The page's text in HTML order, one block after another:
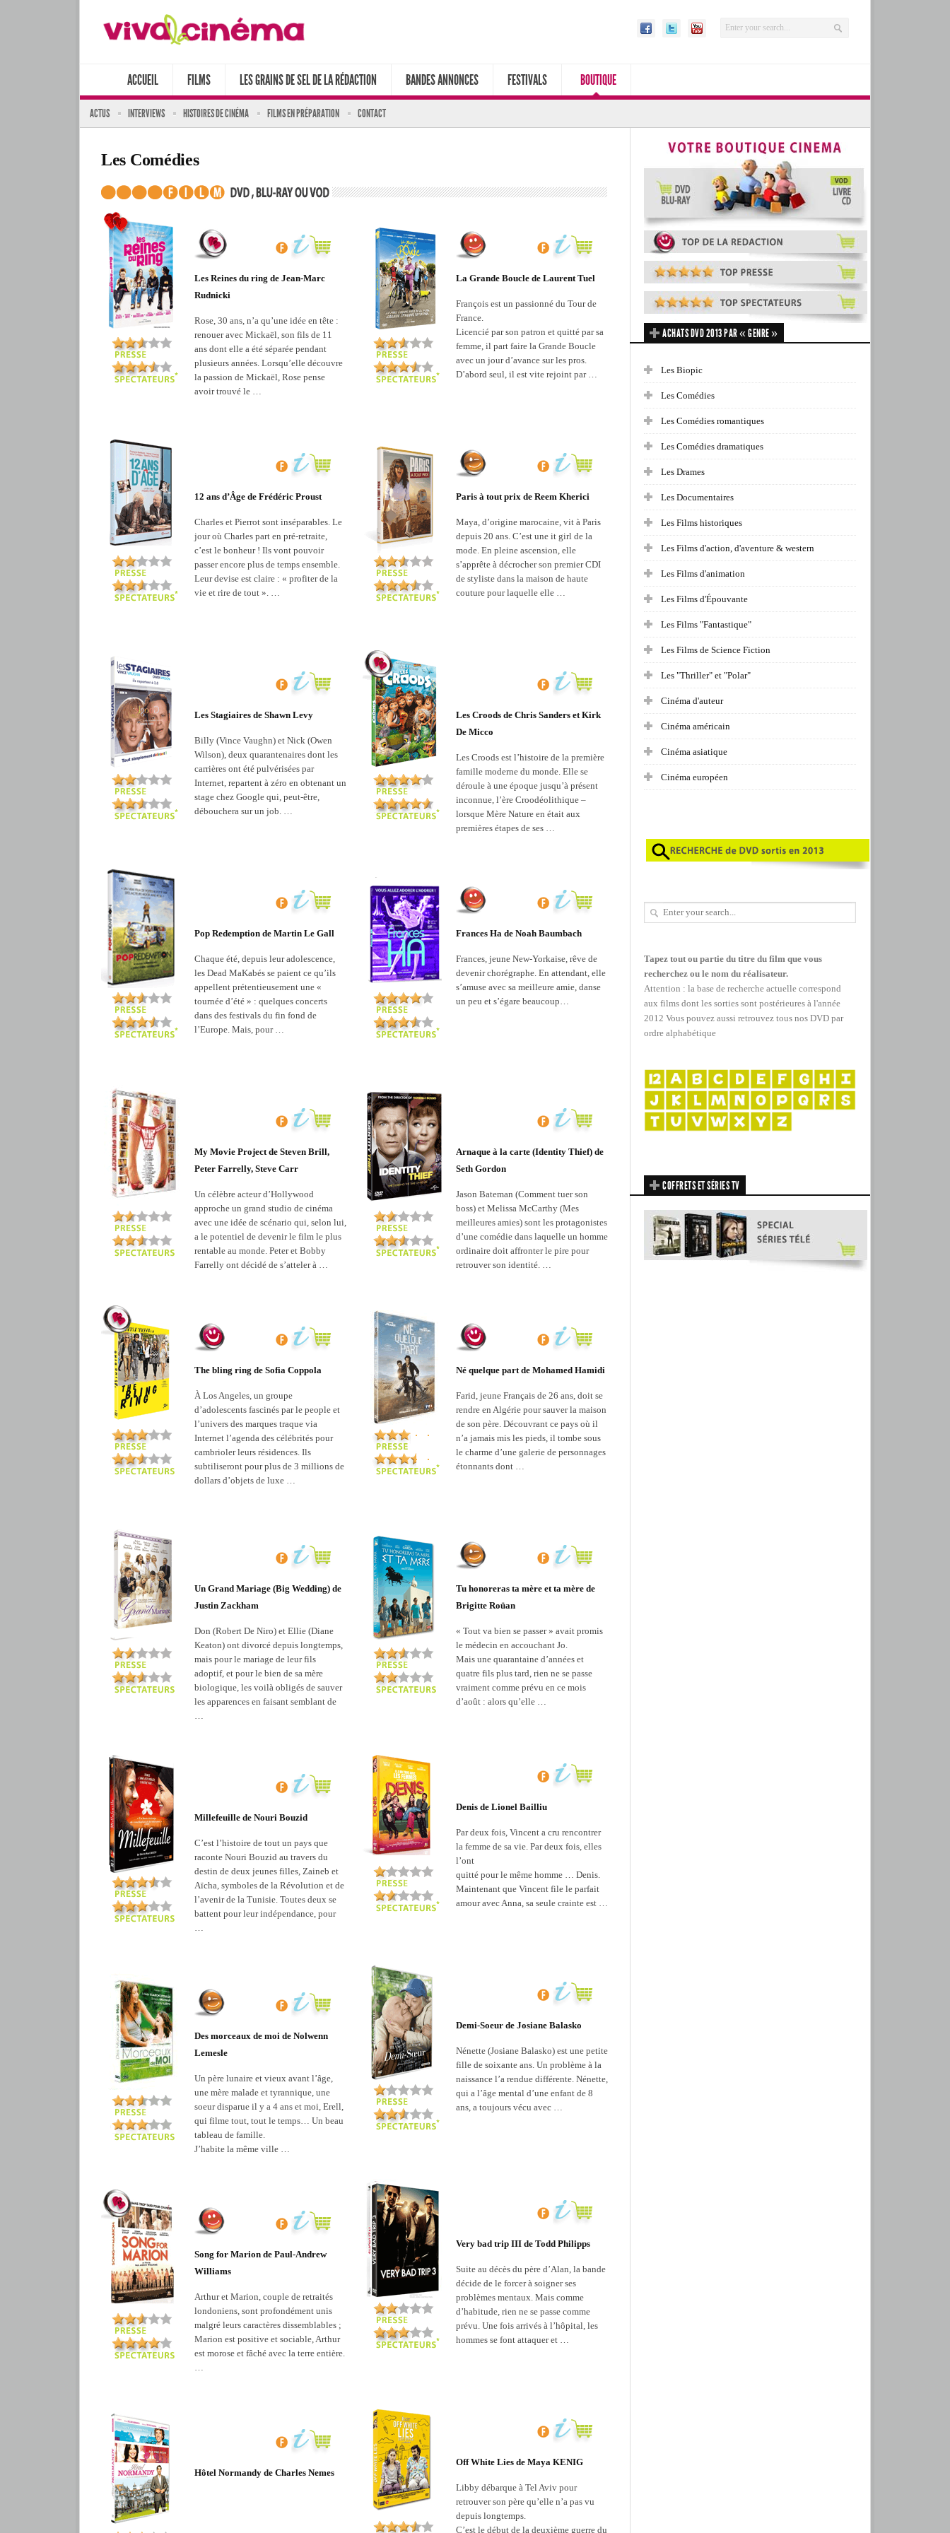
ACCUEIL FILMS LES GRAINS DE SEL DE LA RÉDACTION BANDES ANNONCES FESTIVALS BOUTIQUE
ACTUS INTERVIEWS HISTOIRES DE CINÉMA FILMS EN PRÉPARATION CONTACT
Les Comédies
Les Reines du ring de Jean-Marc
Rudnicki
Rose, 30 ans, n’a qu’une idée en tête :
renouer avec Mickaël, son fils de 11
ans dont elle a été séparée pendant
plusieurs années. Lorsqu’elle découvre
la passion de Mickaël, Rose pense
avoir trouvé le …
12 ans d’Âge de Frédéric Proust
Charles et Pierrot sont inséparables. Le
jour où Charles part en pré-retraite,
c’est le bonheur ! Ils vont pouvoir
passer encore plus de temps ensemble.
Leur devise est claire : « profiter de la
vie et rire de tout ». …
Les Stagiaires de Shawn Levy
Billy (Vince Vaughn) et Nick (Owen
Wilson), deux quarantenaires dont les
carrières ont été pulvérisées par
Internet, repartent à zéro en obtenant un
stage chez Google qui, peut-être,
débouchera sur un job. …
Pop Redemption de Martin Le Gall
Chaque été, depuis leur adolescence,
les Dead MaKabés se paient ce qu’ils
appellent prétentieusement une «
tournée d’été » : quelques concerts
dans des festivals du fin fond de
l’Europe. Mais, pour …
My Movie Project de Steven Brill,
Peter Farrelly, Steve Carr
Un célèbre acteur d’Hollywood
approche un grand studio de cinéma
avec une idée de scénario qui, selon lui,
a le potentiel de devenir le film le plus
rentable au monde. Peter et Bobby
Farrelly ont décidé de s’atteler à …
The bling ring de Sofia Coppola
À Los Angeles, un groupe
d’adolescents fascinés par le people et
l’univers des marques traque via
Internet l’agenda des célébrités pour
cambrioler leurs résidences. Ils
subtiliseront pour plus de 3 millions de
dollars d’objets de luxe …
Un Grand Mariage (Big Wedding) de
Justin Zackham
Don (Robert De Niro) et Ellie (Diane
Keaton) ont divorcé depuis longtemps,
mais pour le mariage de leur fils
adoptif, et pour le bien de sa mère
biologique, les voilà obligés de sauver
les apparences en faisant semblant de
Millefeuille de Nouri Bouzid
C’est l’histoire de tout un pays que
raconte Nouri Bouzid au travers du
destin de deux jeunes filles, Zaineb et
Aïcha, symboles de la Révolution et de
l’avenir de la Tunisie. Toutes deux se
battent pour leur indépendance, pour
Des morceaux de moi de Nolwenn
Lemesle
Un père lunaire et vieux avant l’âge,
une mère malade et tyrannique, une
soeur disparue il y a 4 ans et moi, Erell,
qui filme tout, tout le temps… Un beau
tableau de famille.
J’habite la même ville …
Song for Marion de Paul-Andrew
Williams
Arthur et Marion, couple de retraités
londoniens, sont profondément unis
malgré leurs caractères dissemblables ;
Marion est positive et sociable, Arthur
est morose et fâché avec la terre entière.
Hôtel Normandy de Charles Nemes
La Grande Boucle de Laurent Tuel
François est un passionné du Tour de
France.
Licencié par son patron et quitté par sa
femme, il part faire la Grande Boucle
avec un jour d’avance sur les pros.
D’abord seul, il est vite rejoint par …
Paris à tout prix de Reem Kherici
Maya, d’origine marocaine, vit à Paris
depuis 20 ans. C’est une it girl de la
mode. En pleine ascension, elle
s’apprête à décrocher son premier CDI
de styliste dans la maison de haute
couture pour laquelle elle …
Les Croods de Chris Sanders et Kirk
De Micco
Les Croods est l’histoire de la première
famille moderne du monde. Elle se
déroule à une époque jusqu’à présent
inconnue, l’ère Croodéolithique –
lorsque Mère Nature en était aux
premières étapes de ses …
Frances Ha de Noah Baumbach
Frances, jeune New-Yorkaise, rêve de
devenir chorégraphe. En attendant, elle
s’amuse avec sa meilleure amie, danse
un peu et s’égare beaucoup…
Arnaque à la carte (Identity Thief) de
Seth Gordon
Jason Bateman (Comment tuer son
boss) et Melissa McCarthy (Mes
meilleures amies) sont les protagonistes
d’une comédie dans laquelle un homme
ordinaire doit affronter le pire pour
retrouver son identité. …
Né quelque part de Mohamed Hamidi
Farid, jeune Français de 26 ans, doit se
rendre en Algérie pour sauver la maison
de son père. Découvrant ce pays où il
n’a jamais mis les pieds, il tombe sous
le charme d’une galerie de personnages
étonnants dont …
Tu honoreras ta mère et ta mère de
Brigitte Roüan
« Tout va bien se passer » avait promis
le médecin en accouchant Jo.
Mais une quarantaine d’années et
quatre fils plus tard, rien ne se passe
vraiment comme prévu en ce mois
d’août : alors qu’elle …
Denis de Lionel Bailliu
Par deux fois, Vincent a cru rencontrer
la femme de sa vie. Par deux fois, elles
l’ont
quitté pour le même homme … Denis.
Maintenant que Vincent file le parfait
amour avec Anna, sa seule crainte est …
Demi-Soeur de Josiane Balasko
Nénette (Josiane Balasko) est une petite
fille de soixante ans. Un problème à la
naissance l’a rendue différente. Nénette,
qui a l’âge mental d’une enfant de 8
ans, a toujours vécu avec …
Very bad trip III de Todd Philipps
Suite au décès du père d’Alan, la bande
décide de le forcer à soigner ses
problèmes mentaux. Mais comme
d’habitude, rien ne se passe comme
prévu. Une fois arrivés à l’hôpital, les
hommes se font attaquer et …
Off White Lies de Maya KENIG
Libby débarque à Tel Aviv pour
retrouver son père qu’elle n’a pas vu
depuis longtemps.
C’est le début de la deuxième guerre du
ACHATS DVD 2013 PAR « GENRE »
Les Biopic
Les Comédies
Les Comédies romantiques
Les Comédies dramatiques
Les Drames
Les Documentaires
Les Films historiques
Les Films d'action, d'aventure & western
Les Films d'animation
Les Films d'Épouvante
Les Films "Fantastique"
Les Films de Science Fiction
Les "Thriller" et "Polar"
Cinéma d'auteur
Cinéma américain
Cinéma asiatique
Cinéma européen
Tapez tout ou partie du titre du film que vous
recherchez ou le nom du réalisateur.
Attention : la base de recherche actuelle correspond
aux films dont les sorties sont postérieures à l'année
2012 Vous pouvez aussi retrouvez tous nos DVD par
ordre alphabétique
COFFRETS ET SÉRIES TV